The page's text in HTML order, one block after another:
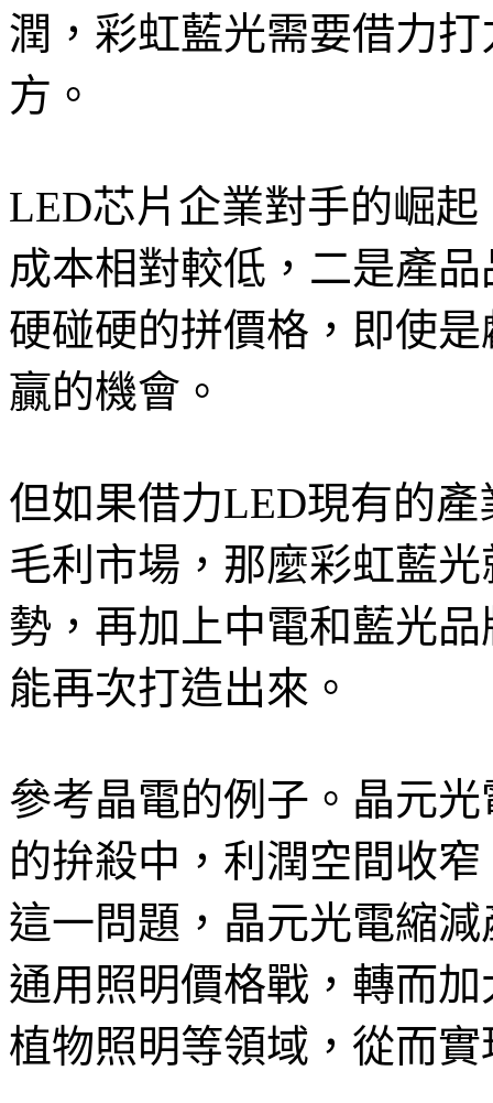
潤，彩虹藍光需要借力
方。
LED芯片企業對手的崛
成本相對較低，二是產
硬碰硬的拼價格，即使
贏的機會。
但如果借力LED現有的
毛利市場，那麼彩虹藍
勢，再加上中電和藍光
能再次打造出來。
參考晶電的例子。晶元
的拚殺中，利潤空間收
這一問題，晶元光電縮
通用照明價格戰，轉而
植物照明等領域，從而